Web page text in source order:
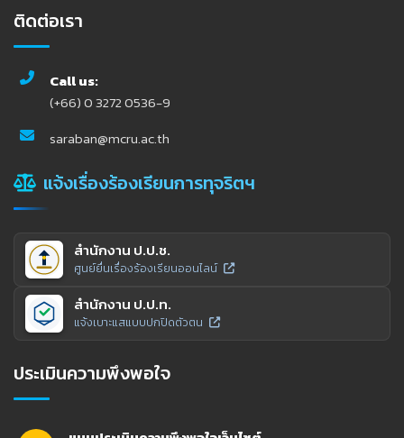
ติดต่อเรา
Call us:
(+66) 0 3272 0536-9
saraban@mcru.ac.th
แจ้งเรื่องร้องเรียนการทุจริตฯ
สำนักงาน ป.ป.ช.
ศูนย์ยื่นเรื่องร้องเรียนออนไลน์
สำนักงาน ป.ป.ท.
แจ้งเบาะแสแบบปกปิดตัวตน
ประเมินความพึงพอใจ